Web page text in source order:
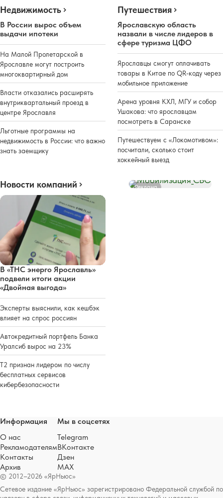
Недвижимость
В России вырос объем
выдачи ипотеки
На Малой Пролетарской в
Ярославле могут построить
многоквартирный дом
Власти отказались расширять
внутриквартальный проезд в
центре Ярославля
Льготные программы на
недвижимость в России: что важно
знать заемщику
Путешествия
Ярославскую область
назвали в числе лидеров в
сфере туризма ЦФО
Ярославцы смогут оплачивать
товары в Китае по QR-коду через
мобильное приложение
Арена уровня КХЛ, МГУ и собор
Ушакова: что ярославцам
посмотреть в Саранске
Путешествуем с «Локомотивом»:
посчитали, сколько стоит
хоккейный выезд
Новости компаний
В «ТНС энерго Ярославль»
подвели итоги акции
«Двойная выгода»
Эксперты выяснили, как кешбэк
влияет на спрос россиян
Автокредитный портфель Банка
Уралсиб вырос на 23%
Т2 признан лидером по числу
бесплатных сервисов
кибербезопасности
Реклама
© 2012–2026 «ЯрНьюс»
Сетевое издание «ЯрНьюс» зарегистрировано Федеральной службой по
Информация
О нас
Рекламодателям
Контакты
Архив
Мы в соцсетях
Telegram
ВКонтакте
Дзен
MAX